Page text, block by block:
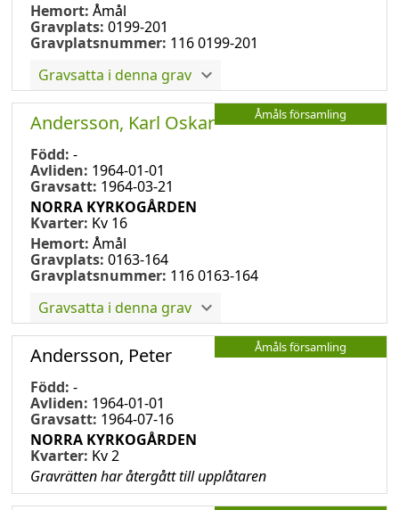
Hemort: Åmål
Gravplats: 0199-201
Gravplatsnummer: 116 0199-201
Gravsatta i denna grav
Åmåls församling
Andersson, Karl Oskar
Född: -
Avliden: 1964-01-01
Gravsatt: 1964-03-21
NORRA KYRKOGÅRDEN
Kvarter: Kv 16
Hemort: Åmål
Gravplats: 0163-164
Gravplatsnummer: 116 0163-164
Gravsatta i denna grav
Åmåls församling
Andersson, Peter
Född: -
Avliden: 1964-01-01
Gravsatt: 1964-07-16
NORRA KYRKOGÅRDEN
Kvarter: Kv 2
Gravrätten har återgått till upplåtaren